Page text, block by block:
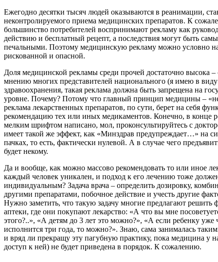
Ежегодно десятки тысяч людей оказываются в реанимации,
неконтролируемого приема медицинских препаратов. К
большинство потребителей воспринимают рекламу как
действию и бесплатный рецепт, а последствия могут быть
печальными. Поэтому медицинскую рекламу можно условно
рискованной и опасной.
Доля медицинской рекламы среди прочей достаточно высока
мнению многих представителей национального (я имею в виду
здравоохранения, такая реклама должна быть запрещена на
уровне. Почему? Потому что главный принцип медицины –
реклама лекарственных препаратов, по сути, берет на себя
рекомендацию тех или иных медикаментов. Конечно, в конце
мелким шрифтом написано, мол, проконсультируйтесь с
имеет такой же эффект, как «Минздрав предупреждает…» на
пачках, то есть, фактически нулевой. А в случае чего
будет некому.
Да и вообще, как можно массово рекомендовать то или иное
каждый человек уникален, и подход к его лечению тоже
индивидуальным? Задача врача – определить дозировку,
другими препаратами, побочное действие и учесть другие
Нужно заметить, что такую задачу многие предлагают решить
аптеки, где они покупают лекарство: «А что вы мне
этого?..», «А детям до 3 лет это можно?», «А если ребенку уже
исполнится три года, то можно?». Знаю, сама занималась
и вряд ли прекращу эту пагубную практику, пока медицина у
доступ к ней) не будет приведена в порядок. К сожалению.